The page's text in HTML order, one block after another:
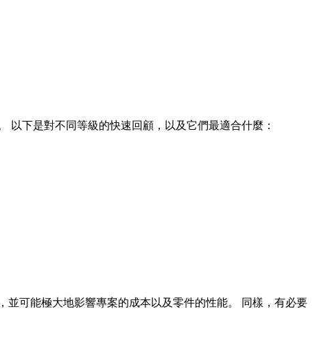
下是對不同等級的快速回顧，以及它們最適合什麼：
可能極大地影響專案的成本以及零件的性能。 同樣，有必要